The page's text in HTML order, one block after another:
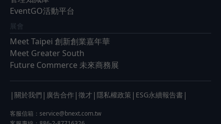
EventGO活動平台
展會
Meet Taipei 創新創業嘉年華
Meet Greater South
Future Commerce 未來商務展
| 關於我們 | 廣告合作 | 徵才 | 隱私權政策 | ESG永續報告書 |
客服信箱： service@bnext.com.tw